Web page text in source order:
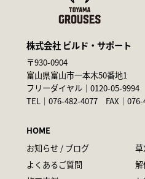
株式会社 ビルド・サポート
〒930-0904
富山県富山市一本木50番地1
フリーダイヤル｜0120-05-9994
TEL｜076-482-4077 FAX｜
HOME
お知らせ / ブログ
よくあるご質問